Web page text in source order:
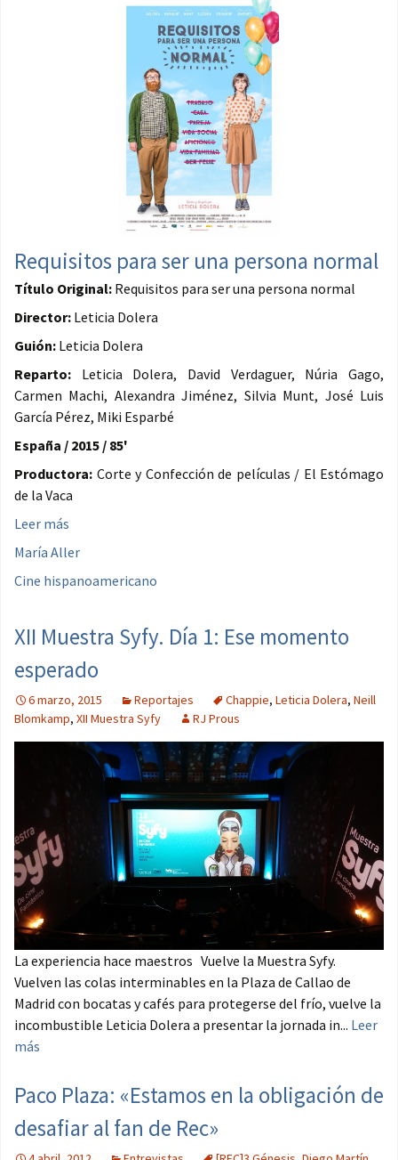
Requisitos para ser una persona normal
Título Original: Requisitos para ser una persona normal
Director: Leticia Dolera
Guión: Leticia Dolera
Reparto: Leticia Dolera, David Verdaguer, Núria Gago,
Carmen Machi, Alexandra Jiménez, Silvia Munt, José Luis
García Pérez, Miki Esparbé
España / 2015 / 85'
Productora: Corte y Confección de películas / El Estómago
de la Vaca
Leer más
María Aller
Cine hispanoamericano
XII Muestra Syfy. Día 1: Ese momento
esperado
6 marzo, 2015 Reportajes Chappie, Leticia Dolera, Neill
Blomkamp, XII Muestra Syfy RJ Prous
La experiencia hace maestros Vuelve la Muestra Syfy.
Vuelven las colas interminables en la Plaza de Callao de
Madrid con bocatas y cafés para protegerse del frío, vuelve la
incombustible Leticia Dolera a presentar la jornada in... Leer
más
Paco Plaza: «Estamos en la obligación de
desafiar al fan de Rec»